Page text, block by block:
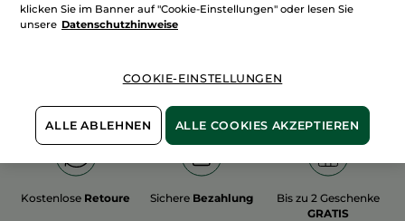
Mehr entdecken
Kostenlose Retoure Sichere Bezahlung
Bis zu 2 Geschenke
GRATIS
klicken Sie im Banner auf "Cookie-Einstellungen" oder lesen Sie
unsere Datenschutzhinweise
COOKIE-EINSTELLUNGEN
ALLE ABLEHNEN ALLE COOKIES AKZEPTIEREN